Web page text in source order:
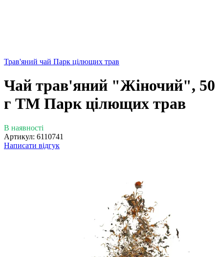
Трав'яний чай Парк цілющих трав
Чай трав'яний "Жіночий", 50
г ТМ Парк цілющих трав
В наявності
Артикул: 6110741
Написати відгук